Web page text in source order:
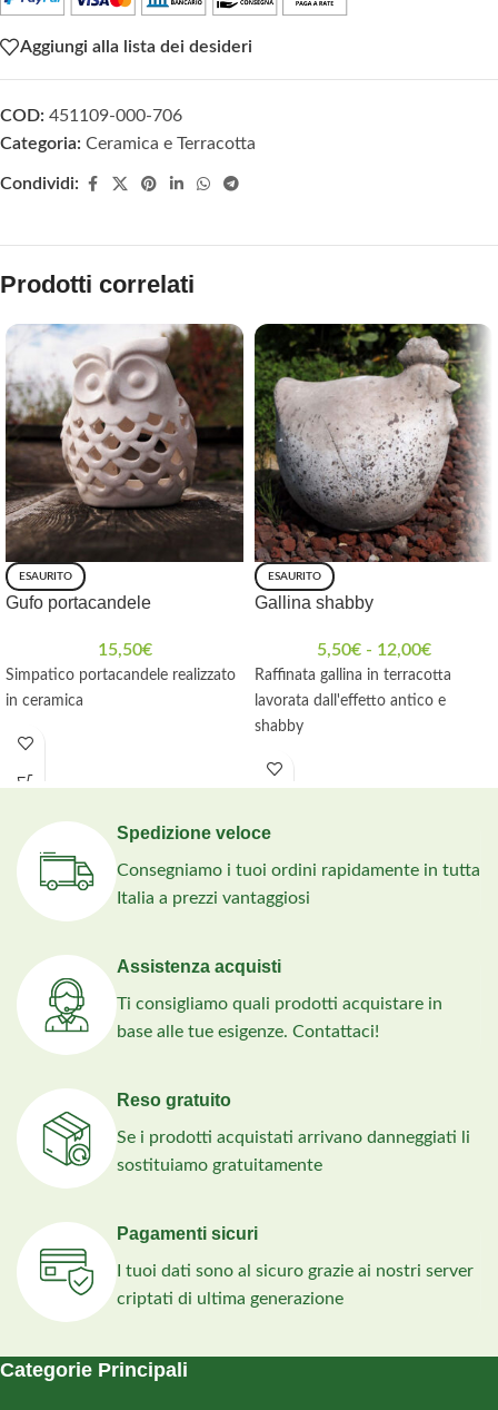
Aggiungi alla lista dei desideri
COD: 451109-000-706
Categoria: Ceramica e Terracotta
Condividi:
Prodotti correlati
ESAURITO
Gufo portacandele
15,50€
Simpatico portacandele realizzato
in ceramica
ESAURITO
Gallina shabby
5,50€ - 12,00€
Raffinata gallina in terracotta
lavorata dall'effetto antico e
shabby
Spedizione veloce
Consegniamo i tuoi ordini rapidamente in tutta
Italia a prezzi vantaggiosi
Assistenza acquisti
Ti consigliamo quali prodotti acquistare in
base alle tue esigenze. Contattaci!
Reso gratuito
Se i prodotti acquistati arrivano danneggiati li
sostituiamo gratuitamente
Pagamenti sicuri
I tuoi dati sono al sicuro grazie ai nostri server
criptati di ultima generazione
Categorie Principali